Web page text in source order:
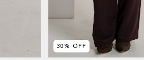
30% OFF